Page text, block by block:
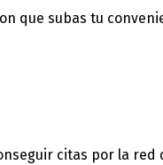
que subas tu
citas por la